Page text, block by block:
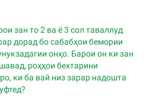
зан то 2 ва ё 3 сол таваллуд
дорад бо сабабҳои бемории
онҳо. Барои он ки зан
роҳҳои бехтарини
ки ба вай низ зарар надошта